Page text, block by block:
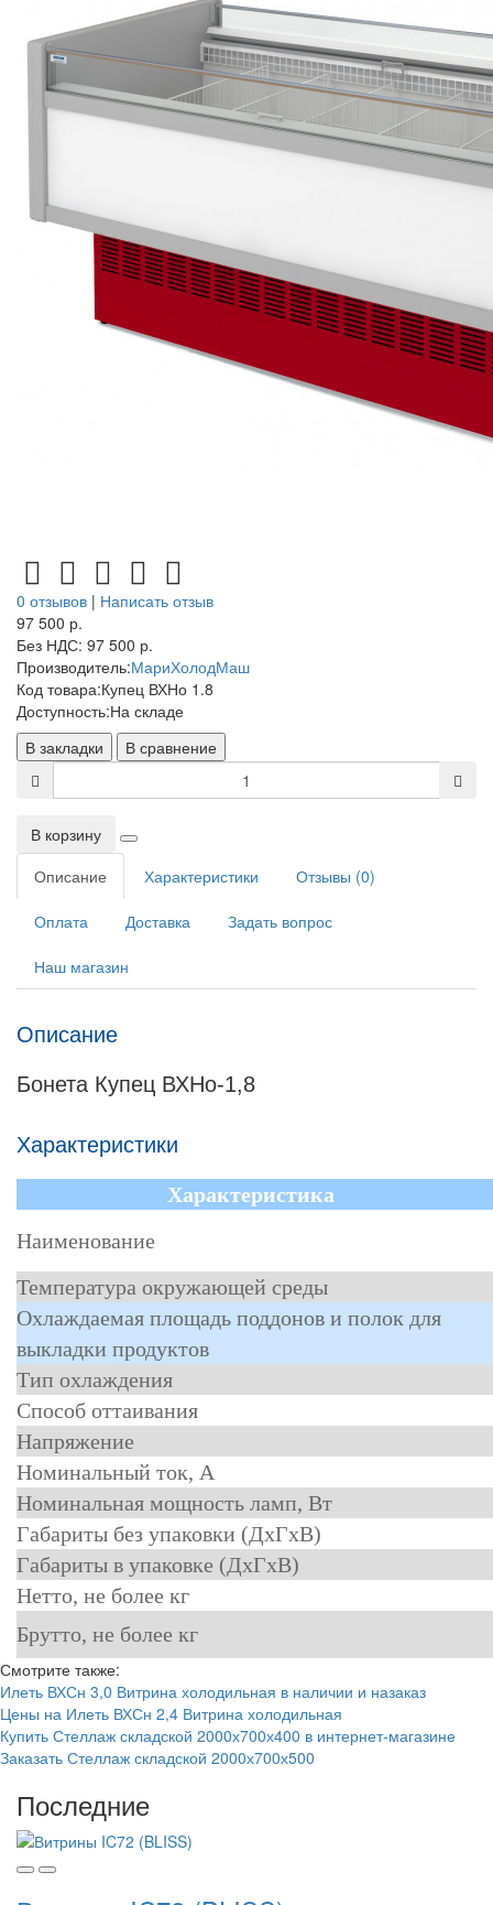
0 отзывов | Написать отзыв
97 500 р.
Без НДС: 97 500 р.
Производитель:МариХолодМаш
Код товара:Купец ВХНо 1.8
Доступность:На складе
В закладки
В сравнение
В корзину
Описание
Характеристики Отзывы (0)
Оплата Доставка Задать вопрос
Наш магазин
Описание
Бонета Купец ВХНо-1,8
Характеристики
Характеристика
Наименование
Температура окружающей среды
Охлаждаемая площадь поддонов и полок для
выкладки продуктов
Тип охлаждения
Способ оттаивания
Напряжение
Номинальный ток, A
Номинальная мощность ламп, Вт
Габариты без упаковки (ДхГхВ)
Габариты в упаковке (ДхГхВ)
Нетто, не более кг
Брутто, не более кг
Смотрите также:
Илеть ВХСн 3,0 Витрина холодильная в наличии и назаказ
Цены на Илеть ВХСн 2,4 Витрина холодильная
Купить Стеллаж складской 2000х700х400 в интернет-магазине
Заказать Стеллаж складской 2000х700х500
Последние